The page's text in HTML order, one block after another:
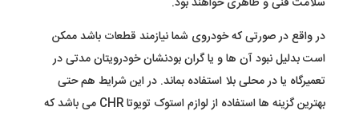
در واقع در صورتی که خودروی شما نیازمند قطعات باشد ممکن
است بدلیل نبود آن ها و یا گران بودنشان خودرویتان مدتی در
تعمیرگاه یا در محلی بلا استفاده بماند. در این شرایط هم حتی
بهترین گزینه ها استفاده از لوازم استوک تویوتا CHR می باشد که